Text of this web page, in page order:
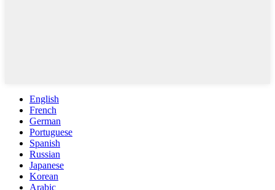
English
French
German
Portuguese
Spanish
Russian
Japanese
Korean
Arabic